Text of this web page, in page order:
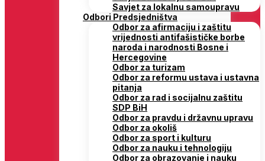
Savjet za lokalnu samoupravu
Odbori Predsjedništva
Odbor za afirmaciju i zaštitu
vrijednosti antifašističke borbe
naroda i narodnosti Bosne i
Hercegovine
Odbor za turizam
Odbor za reformu ustava i ustavna
pitanja
Odbor za rad i socijalnu zaštitu
SDP BiH
Odbor za pravdu i državnu upravu
Odbor za okoliš
Odbor za sport i kulturu
Odbor za nauku i tehnologiju
Odbor za obrazovanje i nauku